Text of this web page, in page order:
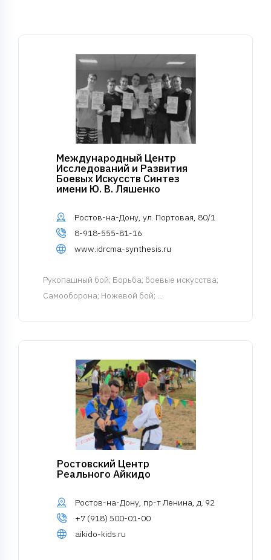
Международный Центр
Исследований и Развития
Боевых Искусств Синтез
имени Ю. В. Ляшенко
Ростов-на-Дону, ул. Портовая, 80/1
8-918-555-81-16
www.idrcma-synthesis.ru
Рукопашный бой; Борьба; боевые искусства;
Самооборона; Ножевой бой; ...
Ростовский Центр
Реального Айкидо
Ростов-на-Дону, пр-т Ленина, д. 92
+7 (918) 500-01-00
aikido-kids.ru